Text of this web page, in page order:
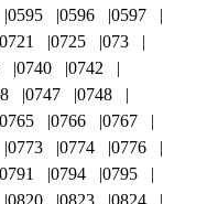
0595 0596
0597
0721 0725
073
0740
0742
0747
0748
0765 0766
0767
0773 0774
0776
0791 0794
0795